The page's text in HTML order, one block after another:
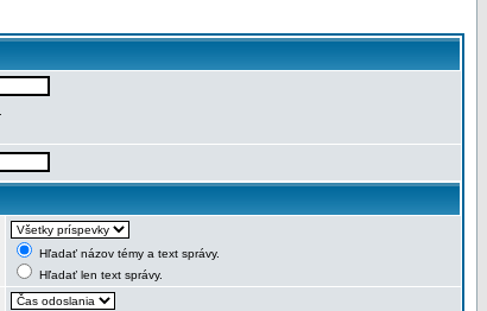
Hľadať názov témy a text správy.
Hľadať len text správy.